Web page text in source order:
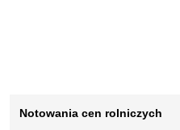
Notowania cen rolniczych